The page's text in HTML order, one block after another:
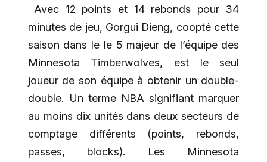
Avec 12 points et 14 rebonds pour 34
minutes de jeu, Gorgui Dieng, coopté cette
saison dans le le 5 majeur de l’équipe des
Minnesota Timberwolves, est le seul
joueur de son équipe à obtenir un double-
double. Un terme NBA signifiant marquer
au moins dix unités dans deux secteurs de
comptage différents (points, rebonds,
passes, blocks). Les Minnesota